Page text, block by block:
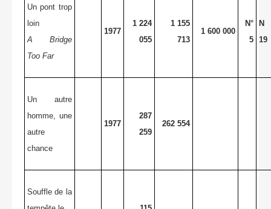
Un pont trop
loin
A Bridge
Too Far
1977
1 224
055
1 155
713
1 600 000
N°
5
N
19
Un autre
homme, une
autre
chance
1977
287
259
262 554
Souffle de la